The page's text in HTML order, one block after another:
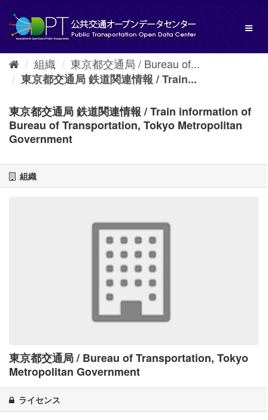
し
組織
東京都交通局 / Bureau of...
東京都交通局 鉄道関連情報 / Train...
東京都交通局 鉄道関連情報 / Train information of
Bureau of Transportation, Tokyo Metropolitan
Government
組織
東京都交通局 / Bureau of Transportation, Tokyo
Metropolitan Government
ライセンス